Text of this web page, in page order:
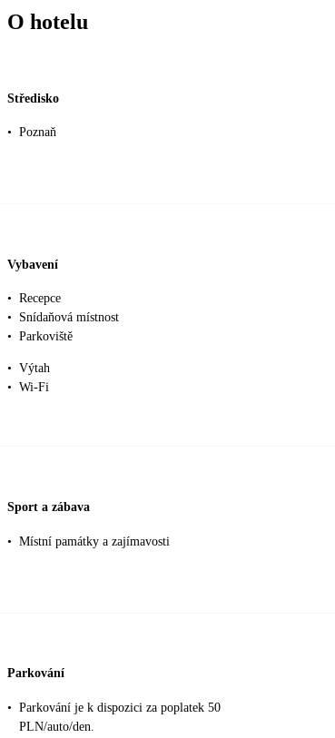
O hotelu
Středisko
• Poznaň
Vybavení
• Recepce
•
Snídaňová místnost
• Parkoviště
• Výtah
• Wi-Fi
Sport a zábava
• Místní památky a zajímavosti
Parkování
• Parkování je k dispozici za poplatek 50
PLN/auto/den.